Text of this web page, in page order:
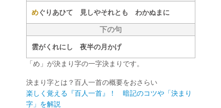
めぐりあひて 見しやそれとも わかぬまに
下の句
雲がくれにし 夜半の月かげ
「め」が決まり字の一字決まりです。
決まり字とは？百人一首の概要をおさらい
楽しく覚える『百人一首』！ 暗記のコツや「決まり
字」を解説